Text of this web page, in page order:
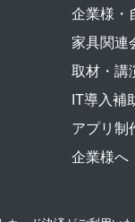
企業様・
家具関連
取材・講
IT導入補
アプリ制
企業様へ